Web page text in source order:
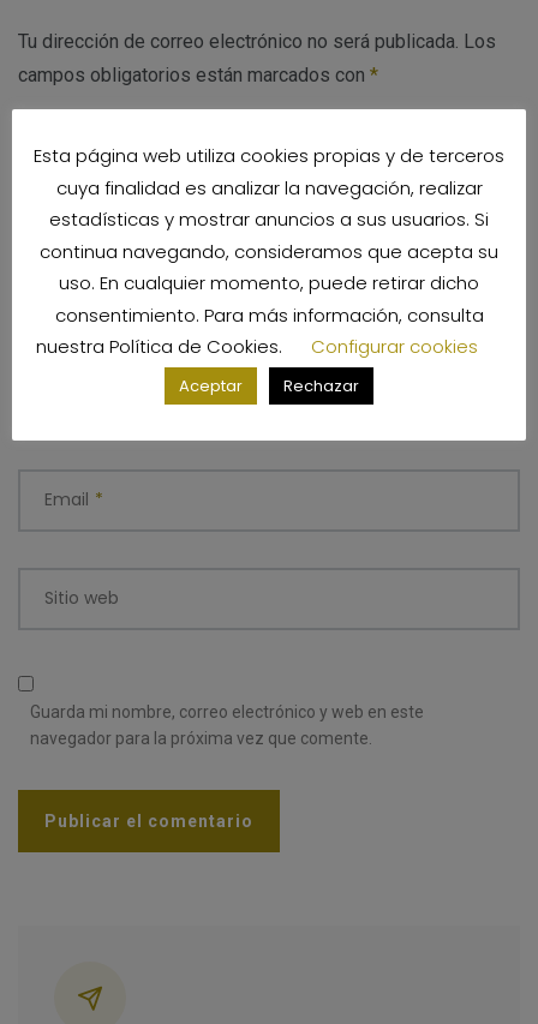
Tu dirección de correo electrónico no será publicada. Los
campos obligatorios están marcados con *
Comentario *
Email *
Sitio web
Guarda mi nombre, correo electrónico y web en este
navegador para la próxima vez que comente.
Esta página web utiliza cookies propias y de terceros
cuya finalidad es analizar la navegación, realizar
estadísticas y mostrar anuncios a sus usuarios. Si
continua navegando, consideramos que acepta su
uso. En cualquier momento, puede retirar dicho
consentimiento. Para más información, consulta
nuestra Política de Cookies. Configurar cookies
Aceptar Rechazar